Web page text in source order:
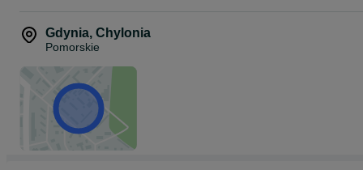
Gdynia, Chylonia
Pomorskie